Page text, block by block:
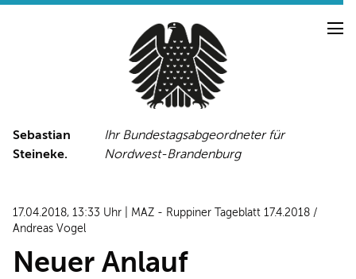
Sebastian
Steineke.
Ihr Bundestagsabgeordneter für
Nordwest-Brandenburg
NEUIGKEITEN
PRESSEFOTOS
17.04.2018, 13:33 Uhr | MAZ - Ruppiner Tageblatt 17.4.2018 /
Andreas Vogel
Neuer Anlauf